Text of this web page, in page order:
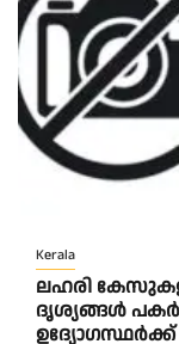
Kerala
ലഹരി
ദൃശ്യങ്ങൾ
ഉദ്യോഗസ്ഥർക്ക്